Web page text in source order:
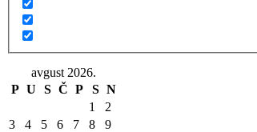
avgust 2026.
P U S Č P S N
1
2
3
4 5 6 7 8
9